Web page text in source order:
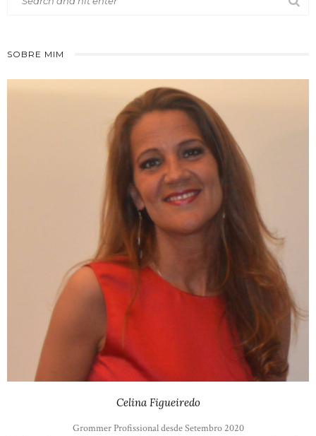
SOBRE MIM
Celina Figueiredo
Grommer Profissional desde Setembro 2020